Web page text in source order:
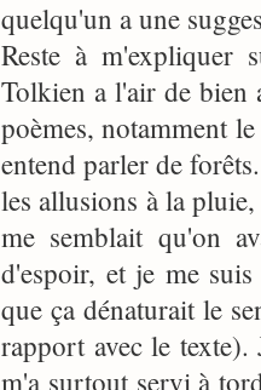
quelqu'un a une
Reste à m'expliquer
Tolkien a l'air de bien
poèmes, notamment
entend parler de
les allusions à la
me semblait qu'on
d'espoir, et je me
que ça dénaturait le
rapport avec le texte).
m'a surtout servi à